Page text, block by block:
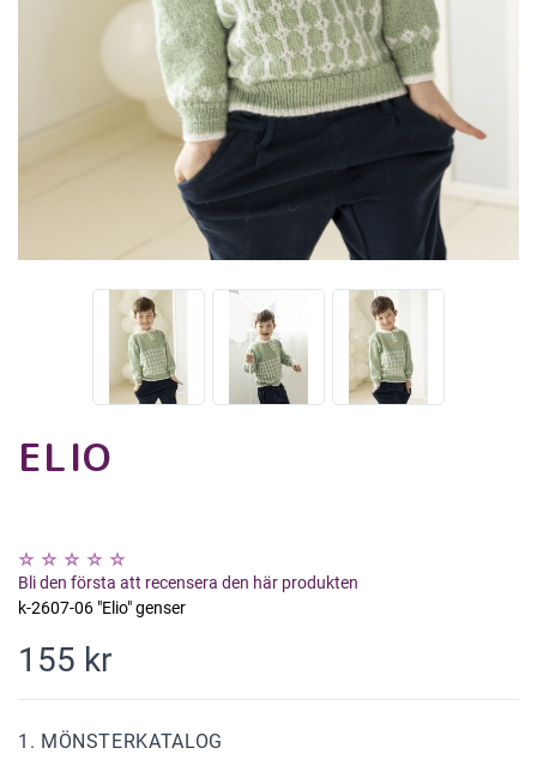
ELIO
Bli den första att recensera den här produkten
k-2607-06 "Elio" genser
155 kr
1. MÖNSTERKATALOG